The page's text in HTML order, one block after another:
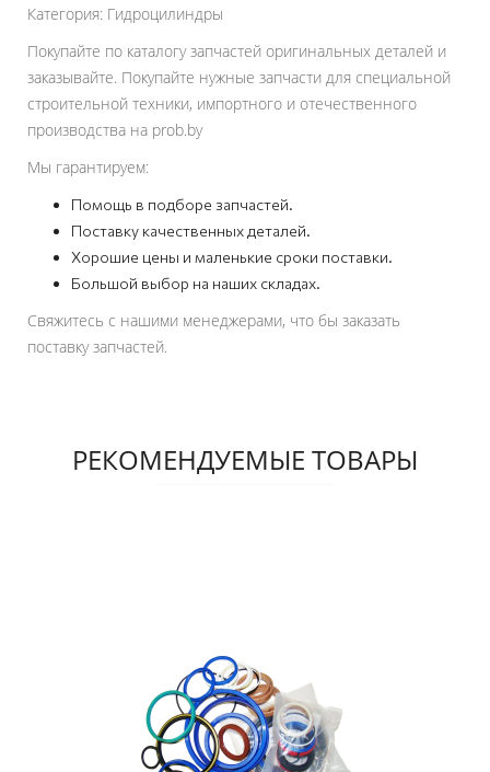
Категория: Гидроцилиндры
Покупайте по каталогу запчастей оригинальных деталей и
заказывайте. Покупайте нужные запчасти для специальной
строительной техники, импортного и отечественного
производства на prob.by
Мы гарантируем:
Помощь в подборе запчастей.
Поставку качественных деталей.
Хорошие цены и маленькие сроки поставки.
Большой выбор на наших складах.
Свяжитесь с нашими менеджерами, что бы заказать
поставку запчастей.
РЕКОМЕНДУЕМЫЕ ТОВАРЫ